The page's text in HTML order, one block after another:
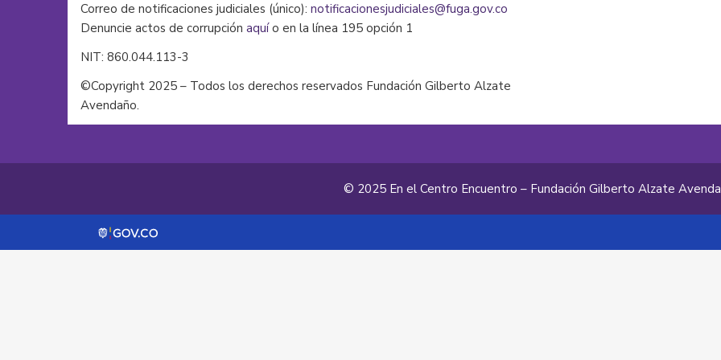
Correo de notificaciones judiciales (único): notificacionesjudiciales@fuga.gov.co
Denuncie actos de corrupción aquío en la línea 195 opción 1
NIT: 860.044.113-3
©Copyright 2025 – Todos los derechos reservados Fundación Gilberto Alzate
Avendaño.
© 2025 En el Centro Encuentro – Fundación Gilberto Alzate